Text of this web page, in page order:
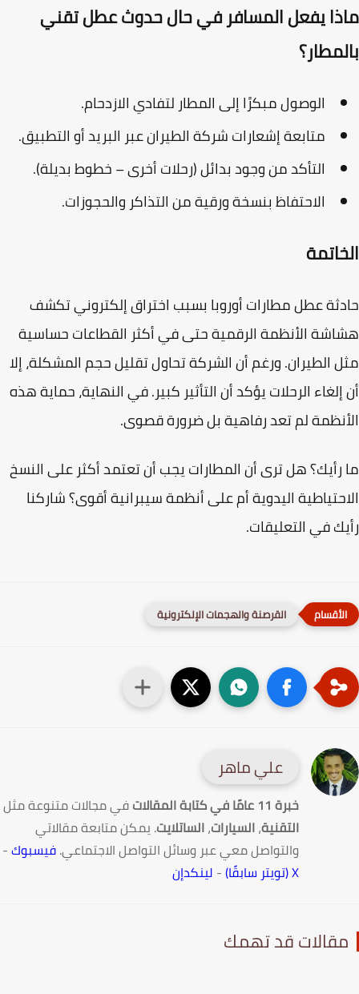
يفعل المسافر في حال حدوث عطل تقني
الوصول مبكرًا إلى المطار لتفادي الازدحام.
متابعة إشعارات شركة الطيران عبر البريد أو التطبيق.
التأكد من وجود بدائل (رحلات أخرى – خطوط بديلة).
الاحتفاظ بنسخة ورقية من التذاكر والحجوزات.
عطل مطارات أوروبا بسبب اختراق إلكترونيتكشف
الأنظمة الرقمية حتى في أكثر القطاعات حساسية
الطيران. ورغم أن الشركة تحاول تقليل حجم المشكلة، إلا
الرحلات يؤكد أن التأثير كبير. في النهاية، حماية هذه
لم تعد رفاهية بل ضرورة قصوى.
هل ترى أن المطارات يجب أن تعتمد أكثر على النسخ
اليدوية أم على أنظمة سيبرانية أقوى؟ شاركنا
في التعليقات.
القرصنة والهجمات الإلكترونية
علي ماهر
خبرة 11 عامًا في كتابة المقالات
في مجالات متنوعة مثل
التقنية،السيارات،الساتلايت. يمكن متابعة مقالاتي
والتواصل معي عبر وسائل التواصل الاجتماعي.فيسبوك-
-لينكدإن
قد تهمك